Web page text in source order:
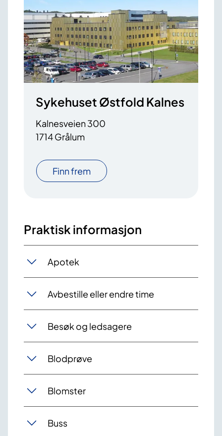
Sykehuset Østfold Kalnes
Kalnesveien 300
1714 Grålum
Finn frem
Praktisk informasjon
Apotek
Avbestille eller endre time
Besøk og ledsagere
Blodprøve
Blomster
Buss